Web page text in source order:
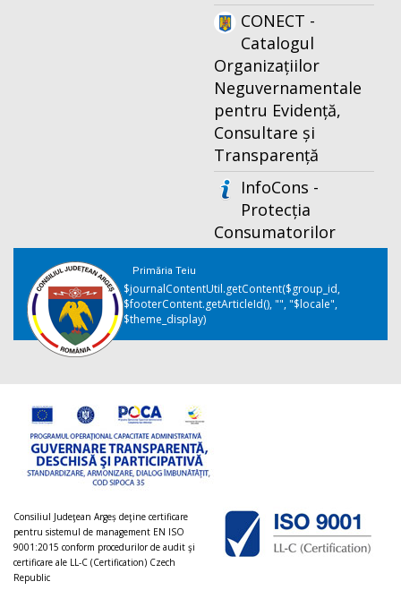
CONECT -
Catalogul
Organizațiilor
Neguvernamentale
pentru Evidență,
Consultare și
Transparență
InfoCons -
Protecția
Consumatorilor
Primăria Teiu
$journalContentUtil.getContent($group_id,
$footerContent.getArticleId(), "", "$locale",
$theme_display)
Consiliul Judeţean Argeș deţine certificare
pentru sistemul de management EN ISO
9001:2015 conform procedurilor de audit şi
certificare ale LL-C (Certification) Czech
Republic